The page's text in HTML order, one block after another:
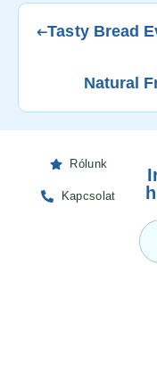
Tasty Bread
Natural
Rólunk
Kapcsolat